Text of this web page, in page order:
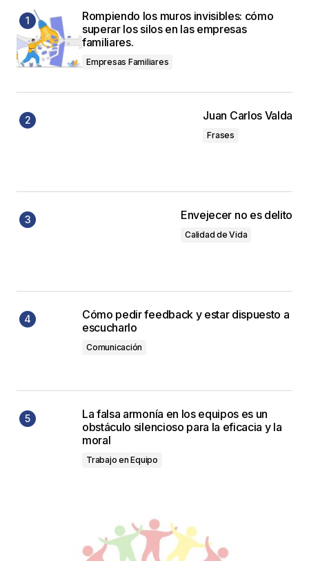
Rompiendo los muros invisibles: cómo
superar los silos en las empresas
familiares.
Empresas Familiares
Juan Carlos Valda
Frases
Envejecer no es delito
Calidad de Vida
Cómo pedir feedback y estar dispuesto a
escucharlo
Comunicación
La falsa armonía en los equipos es un
obstáculo silencioso para la eficacia y la
moral
Trabajo en Equipo